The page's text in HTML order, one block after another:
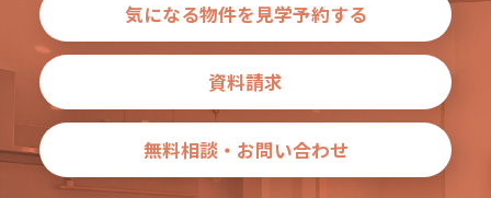
気になる物件を見学予約する
資料請求
無料相談・お問い合わせ